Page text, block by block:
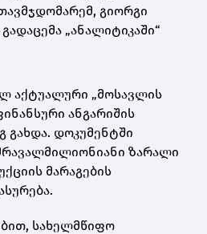
გიორგი
„ანალიტიკაში“
აქტუალური „მოსავლის
ანგარიშის
გახდა. დოკუმენტში
ზარალი
მარაგების
სახელმწიფო